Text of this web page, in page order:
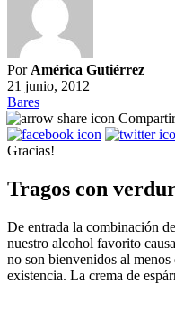
Por América Gutiérrez
21 junio, 2012
Bares
Compartir
Gracias!
Tragos con
De entrada la combinación
nuestro alcohol favorito
no son bienvenidos al
existencia. La crema de